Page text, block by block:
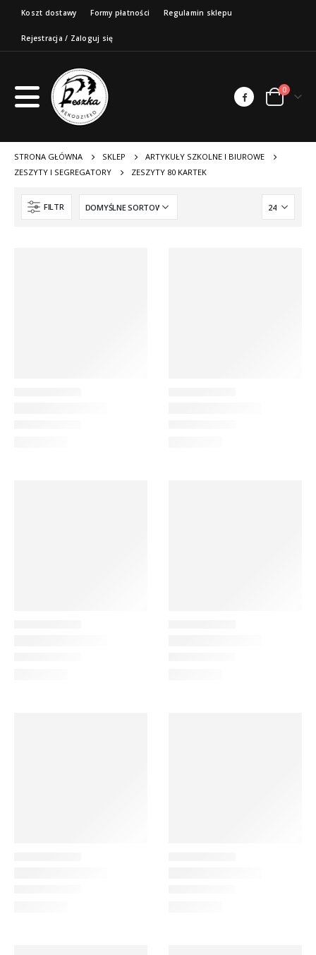
Koszt dostawy Formy płatności Regulamin sklepu
Rejestracja / Zaloguj się
0
STRONA GŁÓWNA SKLEP
ARTYKUŁY SZKOLNE I BIUROWE
ZESZYTY I SEGREGATORY
ZESZYTY 80 KARTEK
FILTR